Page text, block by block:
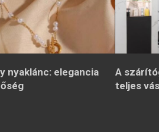
nyaklánc: elegancia
A
teljes